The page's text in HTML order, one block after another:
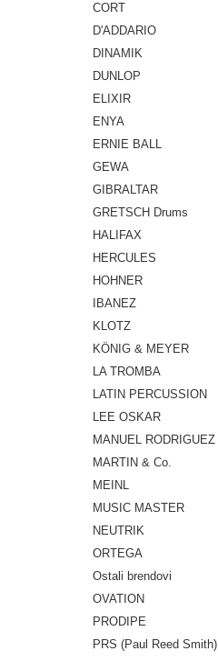
CORT
D'ADDARIO
DINAMIK
DUNLOP
ELIXIR
ENYA
ERNIE BALL
GEWA
GIBRALTAR
GRETSCH Drums
HALIFAX
HERCULES
HOHNER
IBANEZ
KLOTZ
KÖNIG & MEYER
LA TROMBA
LATIN PERCUSSION
LEE OSKAR
MANUEL RODRIGUEZ
MARTIN & Co.
MEINL
MUSIC MASTER
NEUTRIK
ORTEGA
Ostali brendovi
OVATION
PRODIPE
PRS (Paul Reed Smith)